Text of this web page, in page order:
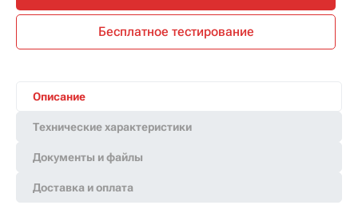
Бесплатное тестирование
Описание
Технические характеристики
Документы и файлы
Доставка и оплата